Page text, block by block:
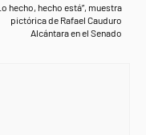
hecho, hecho está”, muestra
pictórica de Rafael Cauduro
Alcántara en el Senado